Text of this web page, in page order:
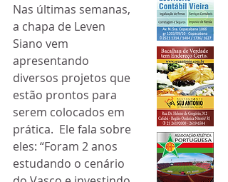
Nas últimas semanas,
a chapa de Leven
Siano vem
apresentando
diversos projetos que
estão prontos para
serem colocados em
prática.  Ele fala sobre
eles: “Foram 2 anos
estudando o cenário